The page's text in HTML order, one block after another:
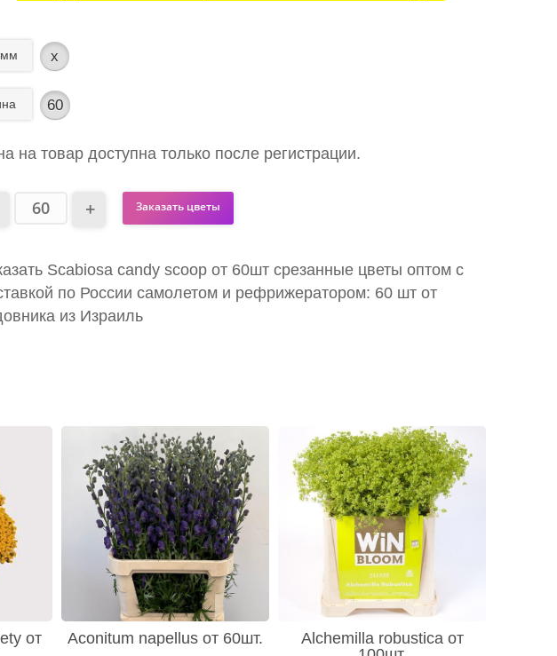
x
60
на товар доступна только после регистрации.
Заказать цветы
Scabiosa candy scoop от 60шт срезанные цветы оптом с
по России самолетом и рефрижератором: 60 шт от
из Израиль
от
Aconitum napellus от 60шт.
Alchemilla robustica от